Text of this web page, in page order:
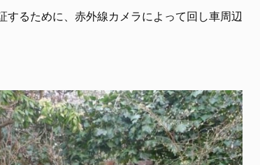
るために、赤外線カメラによって回し車周辺